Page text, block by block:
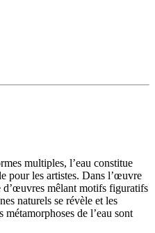
multiples, l’eau constitue
pour les artistes. Dans l’œuvre
d’œuvres mêlant motifs figuratifs
naturels se révèle et les
de l’eau sont